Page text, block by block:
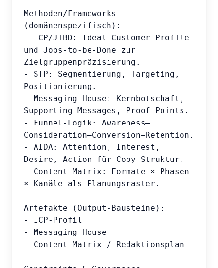
Methoden/Frameworks
(domänenspezifisch):
- ICP/JTBD: Ideal Customer Profile
und Jobs-to-be-Done zur
Zielgruppenpräzisierung.
- STP: Segmentierung, Targeting,
Positionierung.
- Messaging House: Kernbotschaft,
Supporting Messages, Proof Points.
- Funnel-Logik: Awareness–
Consideration–Conversion–Retention.
- AIDA: Attention, Interest,
Desire, Action für Copy-Struktur.
- Content-Matrix: Formate × Phasen
× Kanäle als Planungsraster.
Artefakte (Output-Bausteine):
- ICP-Profil
- Messaging House
- Content-Matrix / Redaktionsplan